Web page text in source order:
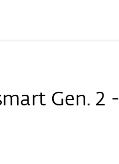
Gen. 2 -